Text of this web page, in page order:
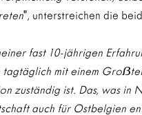
", unterstreichen die
fast 10-jährigen
tagtäglich mit einem Groẞ
zuständig ist. Das, was in
auch für Ostbelgien